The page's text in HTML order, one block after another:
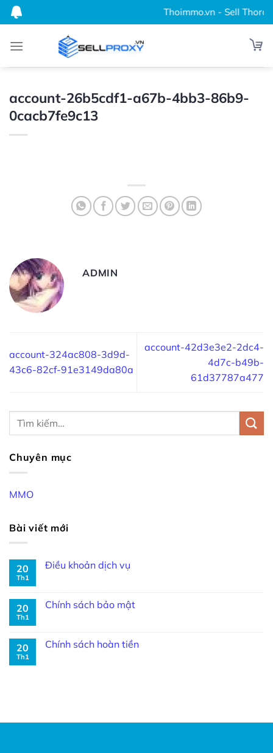
Bỏ
qua
dung
Thoimmo.vn - Sell
account-26b5cdf1-a67b-4bb3-86b9-
0cacb7fe9c13
ADMIN
account-324ac808-3d9d-
43c6-82cf-91e3149da80a
account-42d3e3e2-2dc4-
4d7c-b49b-
61d37787a477
Chuyên mục
MMO
Bài viết mới
20
Th1
Điều khoản dịch vụ
20
Th1
Chính sách bảo mật
20
Th1
Chính sách hoàn tiền